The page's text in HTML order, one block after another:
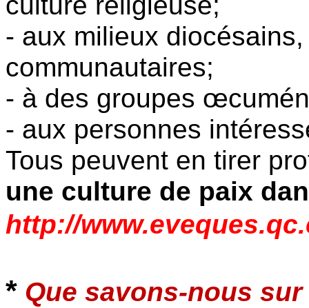
- aux milieux
communautaires;
- à des groupes
- aux personnes
Tous peuvent en tirer
une culture de paix
http://
* Que savons-nous